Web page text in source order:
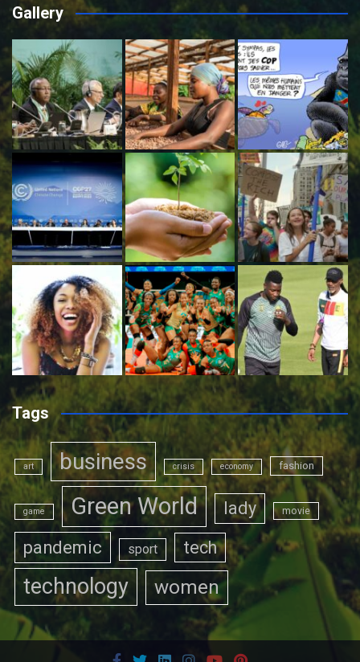
Gallery
Tags
art business crisis economy fashion
game Green World lady movie
pandemic sport tech
technology women